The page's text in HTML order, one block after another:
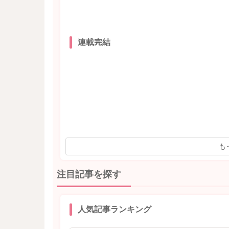
連載完結
も
注目記事を探す
人気記事ランキング